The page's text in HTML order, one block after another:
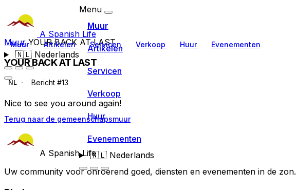
A Spanish Life
Muur Artikelen Servicen Verkoop Huur Evenementen
🇳🇱Nederlands
Menu
Muur
Artikelen
Servicen
Verkoop
Huur
Evenementen
🇳🇱Nederlands
MuurYOUR BACK AT LAST
YOUR BACK AT LAST
NL Bericht #13
Nice to see you around again!
Terug naar de gemeenschapsmuur
A Spanish Life
Uw community voor onroerend goed, diensten en evenementen in de zon.